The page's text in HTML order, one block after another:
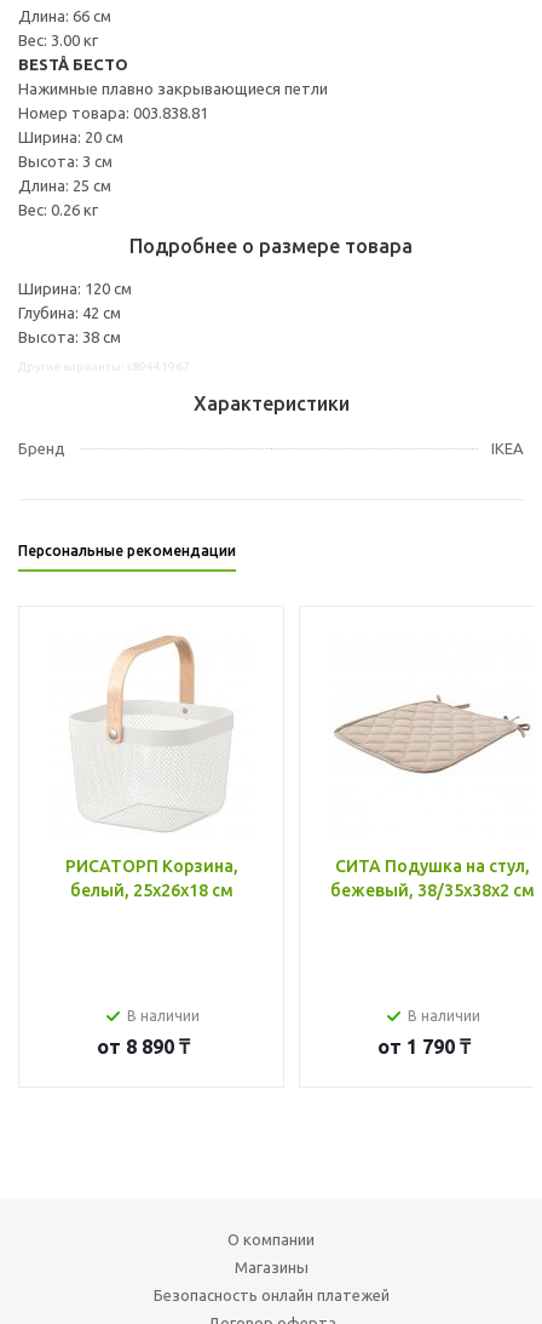
Длина: 66 см
Вес: 3.00 кг
BESTÅ БЕСТО
Нажимные плавно закрывающиеся петли
Номер товара: 003.838.81
Ширина: 20 см
Высота: 3 см
Длина: 25 см
Вес: 0.26 кг
Подробнее о размере товара
Ширина: 120 см
Глубина: 42 см
Высота: 38 см
Характеристики
Бренд IKEA
Персональные рекомендации
РИСАТОРП Корзина,
белый, 25x26x18 см
В наличии
от 8 890 ₸
СИТА Подушка на стул,
бежевый, 38/35x38x2 см
В наличии
от 1 790 ₸
О компании
Магазины
Безопасность онлайн платежей